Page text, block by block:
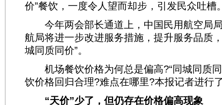
价”餐饮，一度令人望而却步，引发民众吐槽
今年两会部长通道上，中国民用航空局
航局将进一步改进服务措施，提升服务品质
城同质同价”。
机场餐饮价格为何总是偏高?“同城同质同
饮价格回归合理?难点在哪里?本报记者进行
“天价”少了，但仍存在价格偏高现象